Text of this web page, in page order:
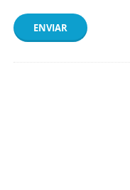
ENVIAR